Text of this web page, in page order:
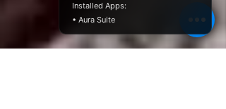
Installed Apps:
• Aura Suite